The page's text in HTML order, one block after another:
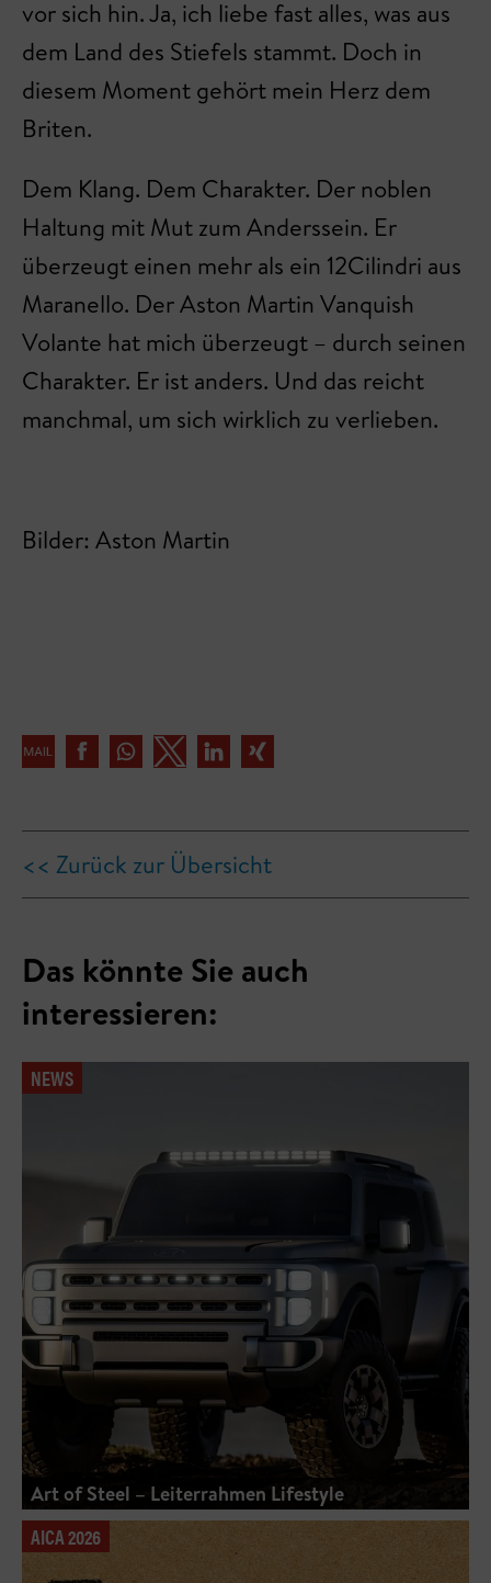
vor sich hin. Ja, ich liebe fast alles, was aus
dem Land des Stiefels stammt. Doch in
diesem Moment gehört mein Herz dem
Briten.
Dem Klang. Dem Charakter. Der noblen
Haltung mit Mut zum Anderssein. Er
überzeugt einen mehr als ein 12Cilindri aus
Maranello. Der Aston Martin Vanquish
Volante hat mich überzeugt – durch seinen
Charakter. Er ist anders. Und das reicht
manchmal, um sich wirklich zu verlieben.
Bilder: Aston Martin
<< Zurück zur Übersicht
Das könnte Sie auch
interessieren:
NEWS
Art of Steel – Leiterrahmen Lifestyle
AICA 2026